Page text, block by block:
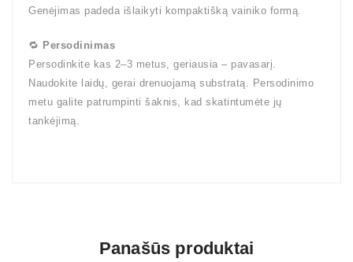
Genėjimas padeda išlaikyti kompaktišką vainiko formą.
🔁 Persodinimas
Persodinkite kas 2–3 metus, geriausia – pavasarį.
Naudokite laidų, gerai drenuojamą substratą. Persodinimo
metu galite patrumpinti šaknis, kad skatintumėte jų
tankėjimą.
Panašūs produktai